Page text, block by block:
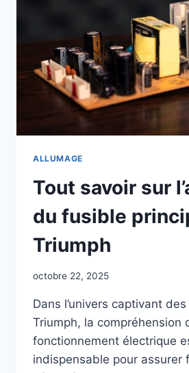
ALLUMAGE
Tout savoir sur
du fusible
Triumph
octobre 22, 2025
Dans l’univers captivant
Triumph, la compréhension
fonctionnement électrique
indispensable pour assurer